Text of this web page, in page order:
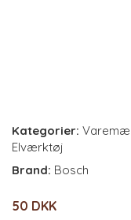
Kategorier:
Elværktøj
Brand: Bosch
50 DKK